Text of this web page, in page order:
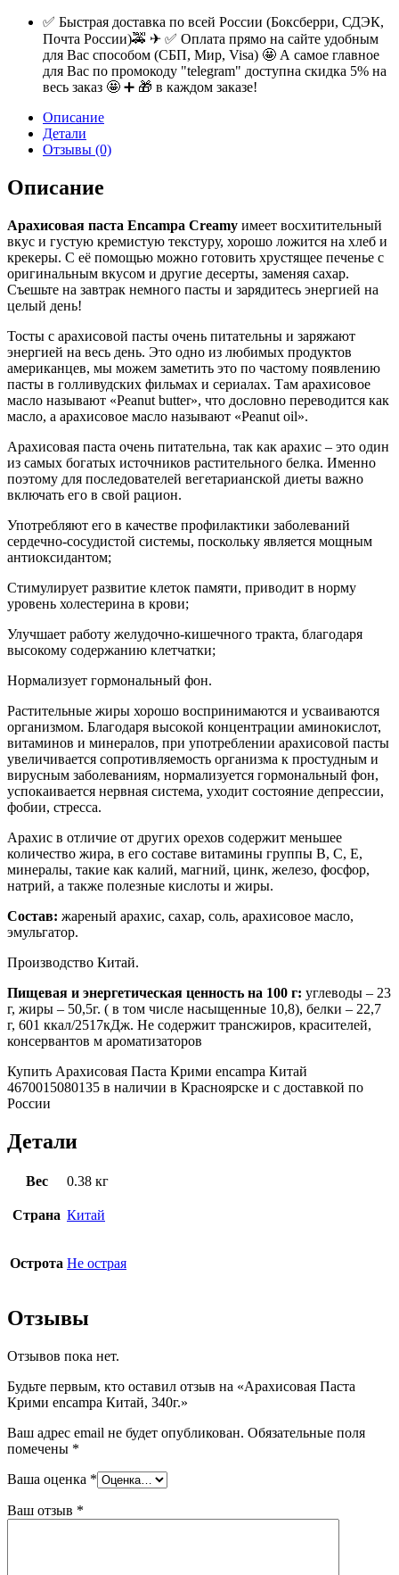
✅ Быстрая доставка по всей России (Боксберри, СДЭК,
Почта России)🚕 ✈ ✅ Оплата прямо на сайте удобным
для Вас способом (СБП, Мир, Visa) 🤩 А самое главное
для Вас по промокоду "telegram" доступна скидка 5% на
весь заказ 🤩 ➕ 🎁 в каждом заказе!
Описание
Детали
Отзывы (0)
Описание
Арахисовая паста Encampa Creamy имеет восхитительный
вкус и густую кремистую текстуру, хорошо ложится на хлеб и
крекеры. С её помощью можно готовить хрустящее печенье с
оригинальным вкусом и другие десерты, заменяя сахар.
Съешьте на завтрак немного пасты и зарядитесь энергией на
целый день!
Тосты с арахисовой пасты очень питательны и заряжают
энергией на весь день. Это одно из любимых продуктов
американцев, мы можем заметить это по частому появлению
пасты в голливудских фильмах и сериалах. Там арахисовое
масло называют «Peanut butter», что дословно переводится как
масло, а арахисовое масло называют «Peanut oil».
Арахисовая паста очень питательна, так как арахис – это один
из самых богатых источников растительного белка. Именно
поэтому для последователей вегетарианской диеты важно
включать его в свой рацион.
Употребляют его в качестве профилактики заболеваний
сердечно-сосудистой системы, поскольку является мощным
антиоксидантом;
Стимулирует развитие клеток памяти, приводит в норму
уровень холестерина в крови;
Улучшает работу желудочно-кишечного тракта, благодаря
высокому содержанию клетчатки;
Нормализует гормональный фон.
Растительные жиры хорошо воспринимаются и усваиваются
организмом. Благодаря высокой концентрации аминокислот,
витаминов и минералов, при употреблении арахисовой пасты
увеличивается сопротивляемость организма к простудным и
вирусным заболеваниям, нормализуется гормональный фон,
успокаивается нервная система, уходит состояние депрессии,
фобии, стресса.
Арахис в отличие от других орехов содержит меньшее
количество жира, в его составе витамины группы В, С, Е,
минералы, такие как калий, магний, цинк, железо, фосфор,
натрий, а также полезные кислоты и жиры.
Состав: жареный арахис, сахар, соль, арахисовое масло,
эмульгатор.
Производство Китай.
Пищевая и энергетическая ценность на 100 г: углеводы – 23
г, жиры – 50,5г. ( в том числе насыщенные 10,8), белки – 22,7
г, 601 ккал/2517кДж. Не содержит трансжиров, красителей,
консервантов м ароматизаторов
Купить Арахисовая Паста Крими encampa Китай
4670015080135 в наличии в Красноярске и с доставкой по
России
Детали
Вес 0.38 кг
Страна Китай
Острота Не острая
Отзывы
Отзывов пока нет.
Будьте первым, кто оставил отзыв на «Арахисовая Паста
Крими encampa Китай, 340г.»
Ваш адрес email не будет опубликован. Обязательные поля
помечены *
Ваша оценка *
Ваш отзыв *